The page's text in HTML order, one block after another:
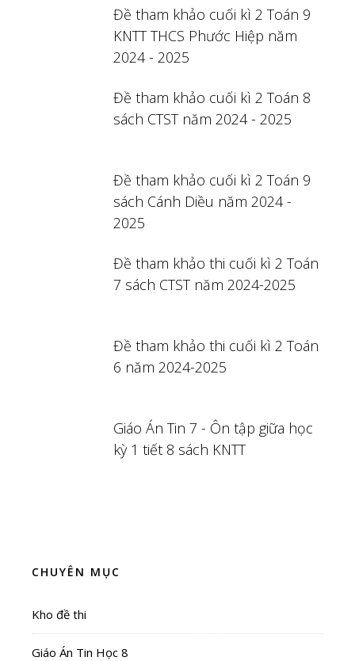
Đề tham khảo cuối kì 2 Toán 9
KNTT THCS Phước Hiệp năm
2024 - 2025
Đề tham khảo cuối kì 2 Toán 8
sách CTST năm 2024 - 2025
Đề tham khảo cuối kì 2 Toán 9
sách Cánh Diều năm 2024 -
2025
Đề tham khảo thi cuối kì 2 Toán
7 sách CTST năm 2024-2025
Đề tham khảo thi cuối kì 2 Toán
6 năm 2024-2025
Giáo Án Tin 7 - Ôn tập giữa học
kỳ 1 tiết 8 sách KNTT
CHUYÊN MỤC
Kho đề thi
Giáo Án Tin Học 8